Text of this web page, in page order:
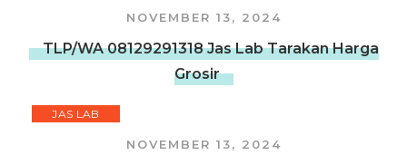
NOVEMBER 13, 2024
TLP/WA 08129291318 Jas Lab Tarakan Harga
Grosir
JAS LAB
NOVEMBER 13, 2024